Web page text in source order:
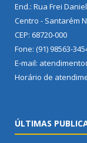
End.: Rua Frei
Centro - Santarém
CEP: 68720-000
Fone: (91) 98563-
E-mail:
Horário de
ÚLTIMAS